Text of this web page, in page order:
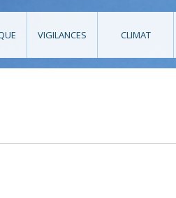
VIGILANCES CLIMAT